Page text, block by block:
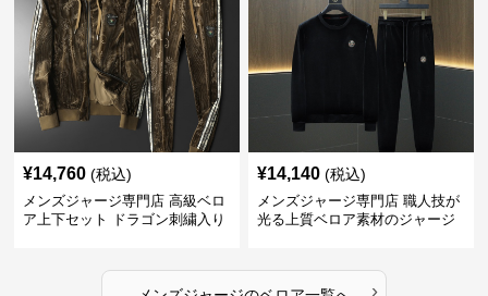
¥14,760 (税込)
メンズジャージ専門店 高級ベロ
ア上下セット ドラゴン刺繍入り
¥14,140 (税込)
メンズジャージ専門店 職人技が
光る上質ベロア素材のジャージ
›